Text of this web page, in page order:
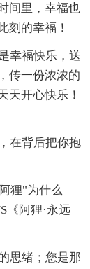
间里，幸福也
刻的幸福！
幸福快乐，送
传一份浓浓的
天开心快乐！
在背后把你抱
狸"为什么
《阿狸·永远
思绪；您是那